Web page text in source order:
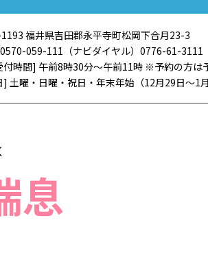
福井県吉田郡永平寺町松岡下合月23-3
059-111（ナビダイヤル）0776-61-3111
付時間] 午前8時30分～午前11時 ※予約の方は
土曜・日曜・祝日・年末年始（12月29日〜1月
息